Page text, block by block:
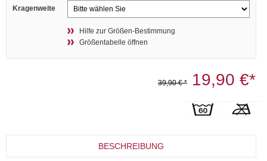
Kragenweite
Hilfe zur Größen-Bestimmung
Größentabelle öffnen
39,90 € * 19,90 €*
BESCHREIBUNG